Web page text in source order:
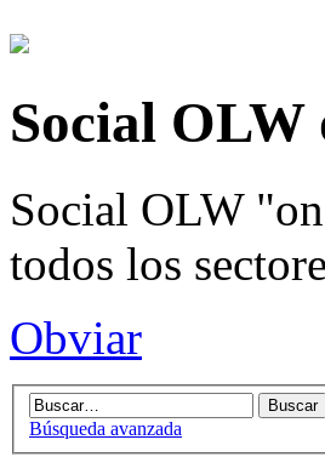
Social OLW
Social OLW
todos los
Obviar
Búsqueda avanzada